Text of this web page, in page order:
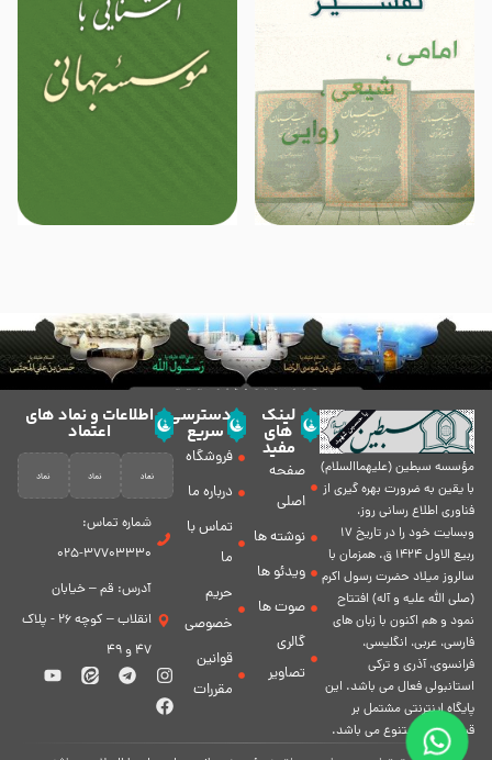
مؤسسه سبطين (عليهماالسلام)
با يقين به ضرورت بهره گیرى از
فناورى اطلاع رسانى روز،
وبسایت خود را در تاريخ 17
ربيع الاول 1424 ق. همزمان با
سالروز ميلاد حضرت رسول اكرم
(صلی الله علیه و آله) افتتاح
نمود و هم اكنون با زبان های
فارسی، عربى، انگلیسی،
فرانسوی، آذری و ترکی
استانبولی فعال مى باشد. اين
پايگاه اينترنتى مشتمل بر
قسمت هاى متنوع مى باشد.
لینک
های
مفید
صفحه
اصلی
نوشته ها
ویدئو ها
صوت ها
گالری
تصاویر
دسترسی
سریع
فروشگاه
درباره ما
تماس با
ما
حریم
خصوصی
قوانین
مقررات
اطلاعات و نماد های
اعتماد
شماره تماس:
37703330-025
آدرس: قم – خیابان
انقلاب – کوچه 26 - پلاک
47 و 49